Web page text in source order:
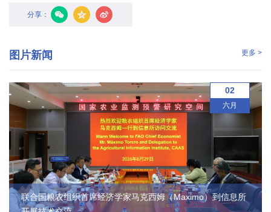
国
家
农
图
书
馆
分享：
图片新闻 更多 >
联合国粮农组织首席经济学家马克西姆（Maximo）到信息所
02
六月